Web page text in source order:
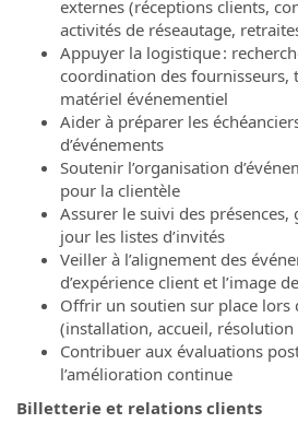
externes (réceptions clients,
activités de réseautage,
Appuyer la logistique :
coordination des fournisseurs,
matériel événementiel
Aider à préparer les
d’événements
Soutenir l’organisation
pour la clientèle
Assurer le suivi des présences,
jour les listes d’invités
Veiller à l’alignement des
d’expérience client et l’image
Offrir un soutien sur place lors
(installation, accueil,
Contribuer aux évaluations
l’amélioration continue
Billetterie et relations clients